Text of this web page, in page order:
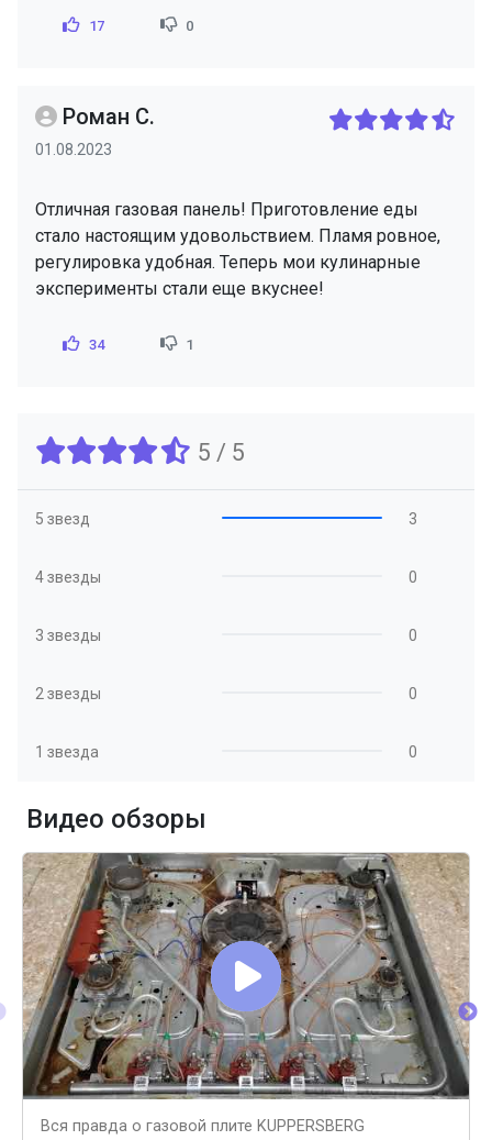
17 0
Роман С.
01.08.2023
Отличная газовая панель! Приготовление еды
стало настоящим удовольствием. Пламя ровное,
регулировка удобная. Теперь мои кулинарные
эксперименты стали еще вкуснее!
34 1
5 / 5
5 звезд 3
4 звезды 0
3 звезды 0
2 звезды 0
1 звезда 0
Видео обзоры
Вся правда о газовой плите KUPPERSBERG